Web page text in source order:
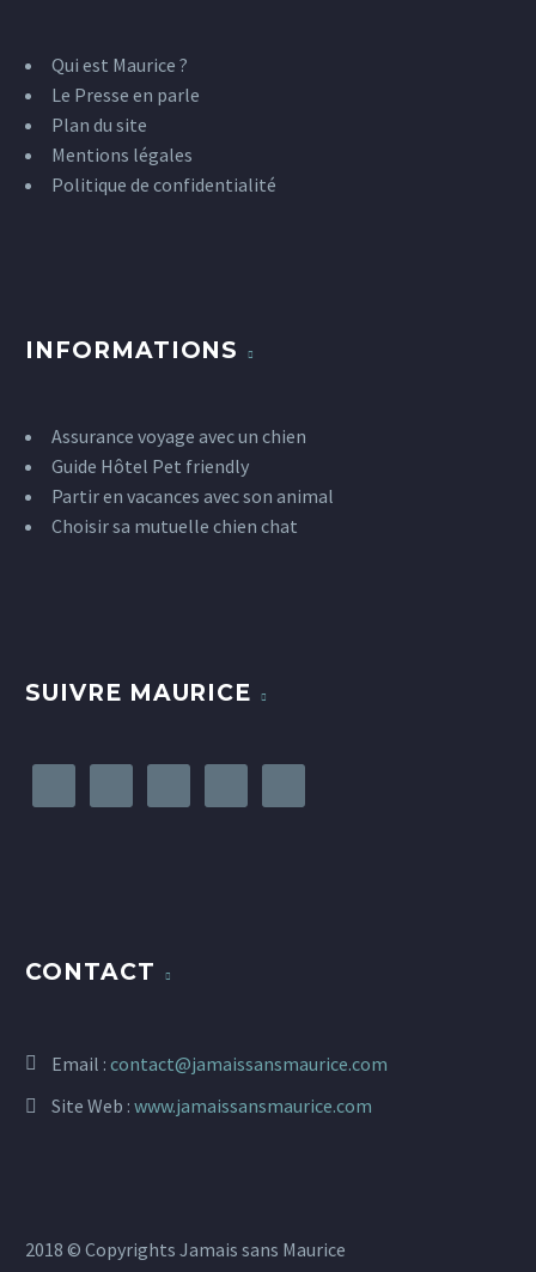
Qui est Maurice ?
Le Presse en parle
Plan du site
Mentions légales
Politique de confidentialité
INFORMATIONS
Assurance voyage avec un chien
Guide Hôtel Pet friendly
Partir en vacances avec son animal
Choisir sa mutuelle chien chat
SUIVRE MAURICE
CONTACT
Email : contact@jamaissansmaurice.com
Site Web : www.jamaissansmaurice.com
2018 © Copyrights Jamais sans Maurice